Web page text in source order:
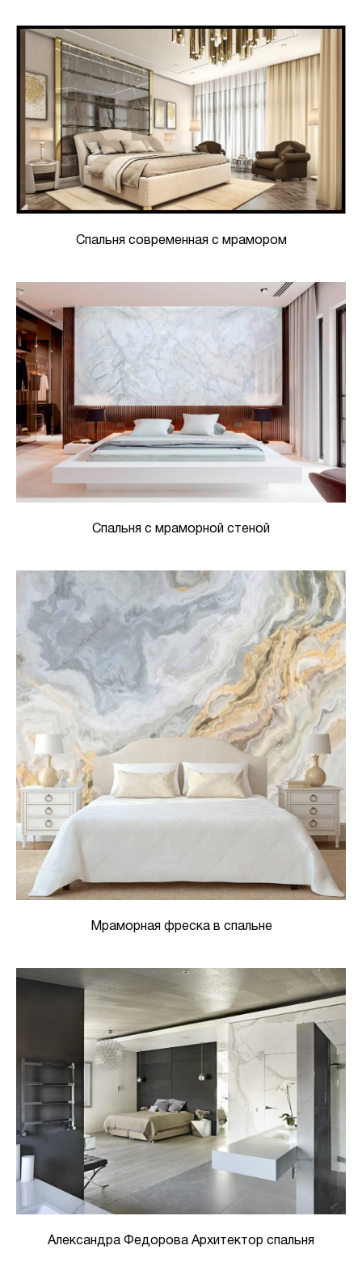
Спальня современная с мрамором
Спальня с мраморной стеной
Мраморная фреска в спальне
Александра Федорова Архитектор спальня